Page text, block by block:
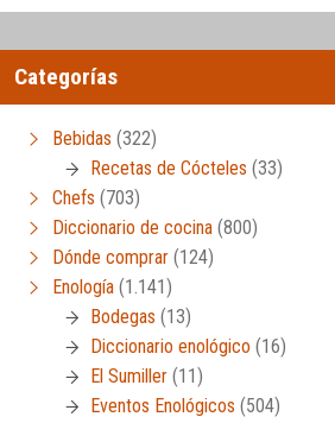
Categorías
Bebidas (322)
Recetas de Cócteles (33)
Chefs (703)
Diccionario de cocina (800)
Dónde comprar (124)
Enología (1.141)
Bodegas (13)
Diccionario enológico (16)
El Sumiller (11)
Eventos Enológicos (504)